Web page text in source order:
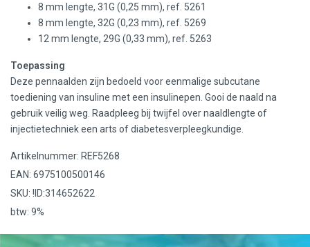
8 mm lengte, 31G (0,25 mm), ref. 5261
8 mm lengte, 32G (0,23 mm), ref. 5269
12 mm lengte, 29G (0,33 mm), ref. 5263
Toepassing
Deze pennaalden zijn bedoeld voor eenmalige subcutane
toediening van insuline met een insulinepen. Gooi de naald na
gebruik veilig weg. Raadpleeg bij twijfel over naaldlengte of
injectietechniek een arts of diabetesverpleegkundige.
Artikelnummer: REF5268
EAN: 6975100500146
SKU: !ID:314652622
btw: 9%